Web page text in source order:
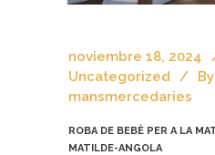
noviembre 18, 2024
Uncategorized
By
mansmercedaries
ROBA DE BEBÈ PER A LA
MATILDE-ANGOLA